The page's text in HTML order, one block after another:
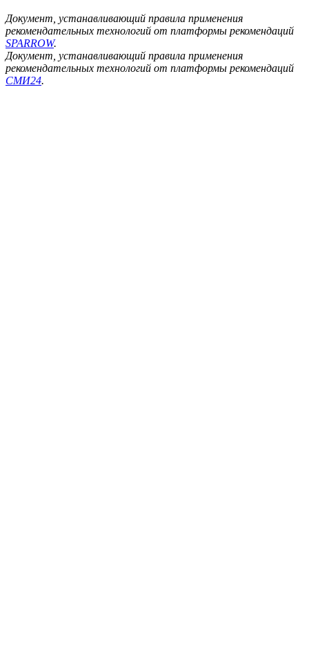
Документ, устанавливающий правила применения
рекомендательных технологий от платформы рекомендаций
SPARROW.
Документ, устанавливающий правила применения
рекомендательных технологий от платформы рекомендаций
СМИ24.